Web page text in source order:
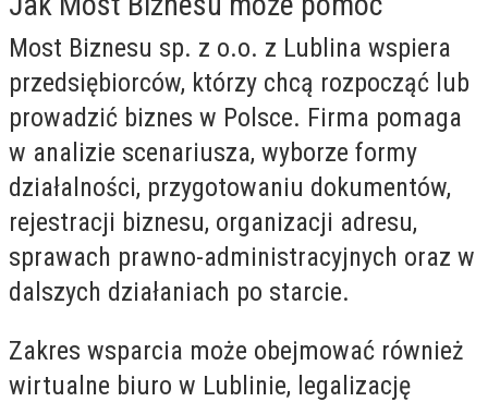
Most Biznesu sp. z o.o. z Lublina wspiera
przedsiębiorców, którzy chcą rozpocząć lub
prowadzić biznes w Polsce. Firma pomaga
w analizie scenariusza, wyborze formy
działalności, przygotowaniu dokumentów,
rejestracji biznesu, organizacji adresu,
sprawach prawno-administracyjnych oraz w
dalszych działaniach po starcie.
Zakres wsparcia może obejmować również
wirtualne biuro w Lublinie, legalizację